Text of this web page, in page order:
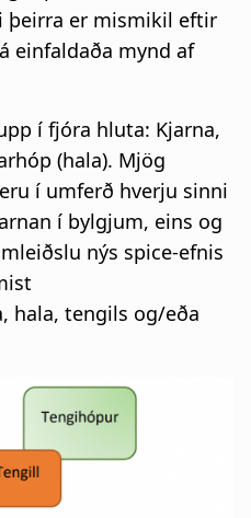
þeirra er mismikil eftir
einfaldaða mynd af
í fjóra hluta: Kjarna,
(hala). Mjög
í umferð hverju sinni
í bylgjum, eins og
nýs spice-efnis
hala, tengils og/eða